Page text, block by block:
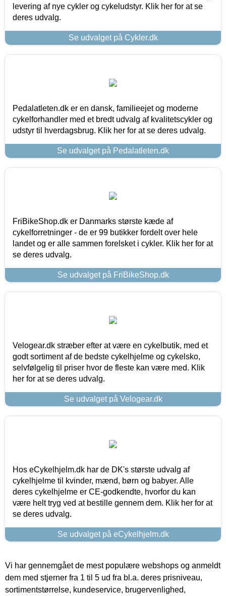
levering af nye cykler og cykeludstyr. Klik her for at se
deres udvalg.
Se udvalget på Cykler.dk
Pedalatleten.dk er en dansk, familieejet og moderne
cykelforhandler med et bredt udvalg af kvalitetscykler og
udstyr til hverdagsbrug. Klik her for at se deres udvalg.
Se udvalget på Pedalatleten.dk
FriBikeShop.dk er Danmarks største kæde af
cykelforretninger - de er 99 butikker fordelt over hele
landet og er alle sammen forelsket i cykler. Klik her for at
se deres udvalg.
Se udvalget på FriBikeShop.dk
Velogear.dk stræber efter at være en cykelbutik, med et
godt sortiment af de bedste cykelhjelme og cykelsko,
selvfølgelig til priser hvor de fleste kan være med. Klik
her for at se deres udvalg.
Se udvalget på Velogear.dk
Hos eCykelhjelm.dk har de DK's største udvalg af
cykelhjelme til kvinder, mænd, børn og babyer. Alle
deres cykelhjelme er CE-godkendte, hvorfor du kan
være helt tryg ved at bestille gennem dem. Klik her for at
se deres udvalg.
Se udvalget på eCykelhjelm.dk
Vi har gennemgået de mest populære webshops og anmeldt
dem med stjerner fra 1 til 5 ud fra bl.a. deres prisniveau,
sortimentstørrelse, kundeservice, brugervenlighed,